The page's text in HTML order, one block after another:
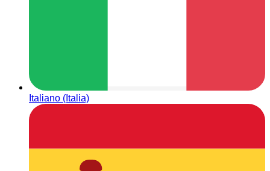
Italiano (Italia)